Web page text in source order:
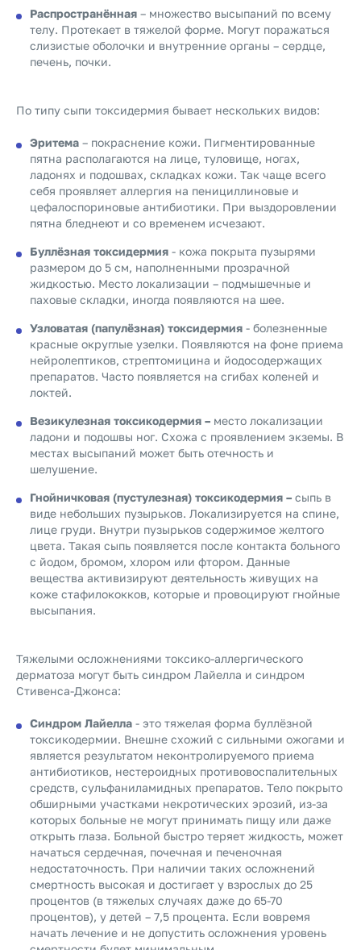
Распространённая – множество высыпаний по всему
телу. Протекает в тяжелой форме. Могут поражаться
слизистые оболочки и внутренние органы – сердце,
печень, почки.
По типу сыпи токсидермия бывает нескольких видов:
Эритема – покраснение кожи. Пигментированные
пятна располагаются на лице, туловище, ногах,
ладонях и подошвах, складках кожи. Так чаще всего
себя проявляет аллергия на пенициллиновые и
цефалоспориновые антибиотики. При выздоровлении
пятна бледнеют и со временем исчезают.
Буллёзная токсидермия - кожа покрыта пузырями
размером до 5 см, наполненными прозрачной
жидкостью. Место локализации – подмышечные и
паховые складки, иногда появляются на шее.
Узловатая (папулёзная) токсидермия - болезненные
красные округлые узелки. Появляются на фоне приема
нейролептиков, стрептомицина и йодосодержащих
препаратов. Часто появляется на сгибах коленей и
локтей.
Везикулезная токсикодермия – место локализации
ладони и подошвы ног. Схожа с проявлением экземы. В
местах высыпаний может быть отечность и
шелушение.
Гнойничковая (пустулезная) токсикодермия – сыпь в
виде небольших пузырьков. Локализируется на спине,
лице груди. Внутри пузырьков содержимое желтого
цвета. Такая сыпь появляется после контакта больного
с йодом, бромом, хлором или фтором. Данные
вещества активизируют деятельность живущих на
коже стафилококков, которые и провоцируют гнойные
высыпания.
Тяжелыми осложнениями токсико-аллергического
дерматоза могут быть синдром Лайелла и синдром
Стивенса-Джонса:
Синдром Лайелла - это тяжелая форма буллёзной
токсикодермии. Внешне схожий с сильными ожогами и
является результатом неконтролируемого приема
антибиотиков, нестероидных противовоспалительных
средств, сульфаниламидных препаратов. Тело покрыто
обширными участками некротических эрозий, из-за
которых больные не могут принимать пищу или даже
открыть глаза. Больной быстро теряет жидкость, может
начаться сердечная, почечная и печеночная
недостаточность. При наличии таких осложнений
смертность высокая и достигает у взрослых до 25
процентов (в тяжелых случаях даже до 65-70
процентов), у детей – 7,5 процента. Если вовремя
начать лечение и не допустить осложнения уровень